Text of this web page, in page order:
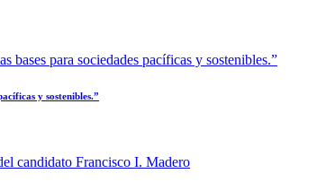
y sostenibles.”